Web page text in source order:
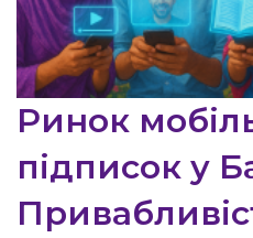
Ринок
підписок у